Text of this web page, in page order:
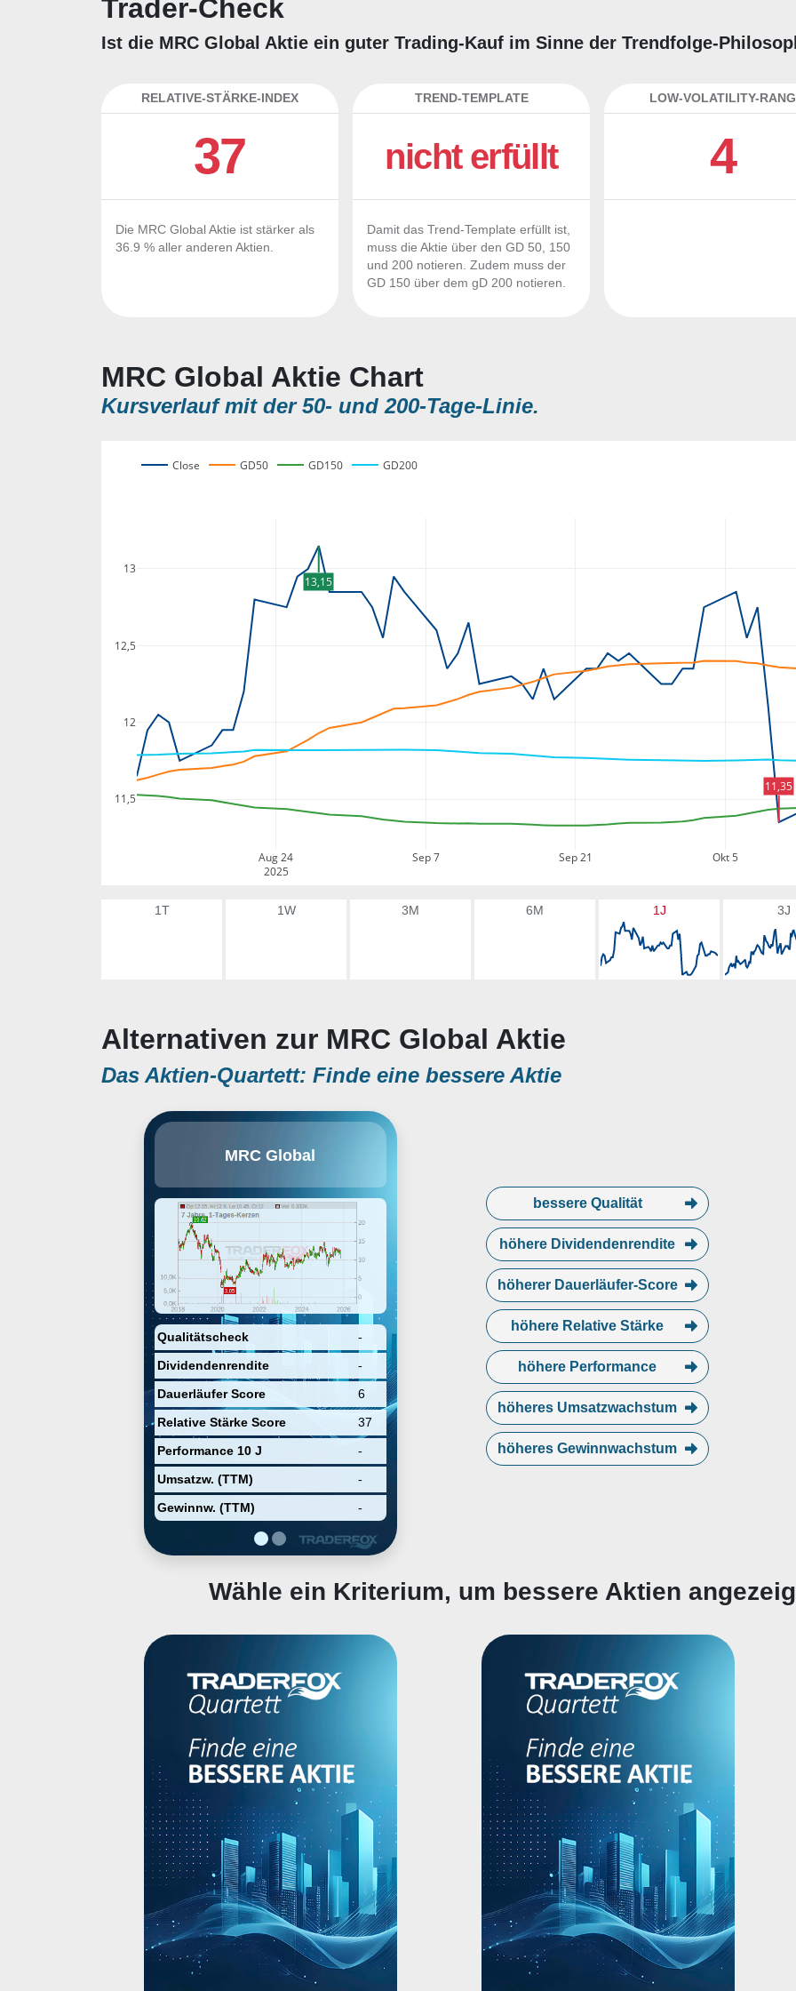
Trader-Check
Ist die MRC Global Aktie ein guter Trading-Kauf im Sinne der Trendfolge-
RELATIVE-STÄRKE-INDEX
37
Die MRC Global Aktie ist stärker als
36.9 % aller anderen Aktien.
TREND-TEMPLATE
nicht erfüllt
Damit das Trend-Template erfüllt ist,
muss die Aktie über den GD 50, 150
und 200 notieren. Zudem muss der
GD 150 über dem gD 200 notieren.
LOW-VOLATILITY-RANG
4
MRC Global Aktie Chart
Kursverlauf mit der 50- und 200-Tage-Linie.
Aug 24
2025
Sep 7 Sep 21 Okt 5
11,5
12
12,5
13
Close GD50 GD150 GD200
13,15
11,35
1T 1W 3M 6M 1J 3J
Alternativen zur MRC Global Aktie
Das Aktien-Quartett: Finde eine bessere Aktie
MRC Global
Qualitätscheck
-
Dividendenrendite
-
Dauerläufer Score
6
Relative Stärke Score
37
Performance 10 J
-
Umsatzw. (TTM)
-
Gewinnw. (TTM)
-
company, which engages in the
fittings, and other infrastructure
products and services to the
energy, industrial, and gas utility
end-markets. It operates through
the following geographical
segments: U.S., Canada, and
International. The company was
founded on November 20, 2006
and is headquartered in Houston,
TX.
bessere Qualität
höhere Dividendenrendite
höherer Dauerläufer-Score
höhere Relative Stärke
höhere Performance
höheres Umsatzwachstum
höheres Gewinnwachstum
Wähle ein Kriterium, um bessere Aktien